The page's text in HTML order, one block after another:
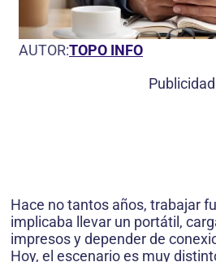
AUTOR:TOPO INFO
Publicidad
Hace no tantos años, trabajar
implicaba llevar un portátil,
impresos y depender de
Hoy, el escenario es muy